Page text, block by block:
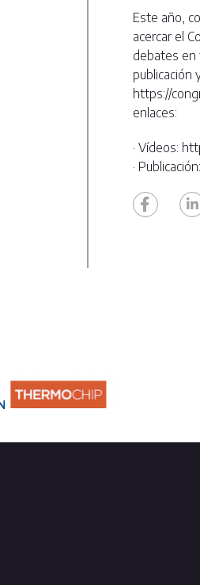
Este año,
acercar el
debates en
publicación
https://
enlaces:
· Vídeos:
·